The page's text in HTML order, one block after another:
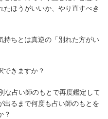
ほうがいいか、やり直すべき
持ちとは真逆の「別れた方がい
できますか？
な占い師のもとで再度鑑定して
出るまで何度も占い師のもとを
？